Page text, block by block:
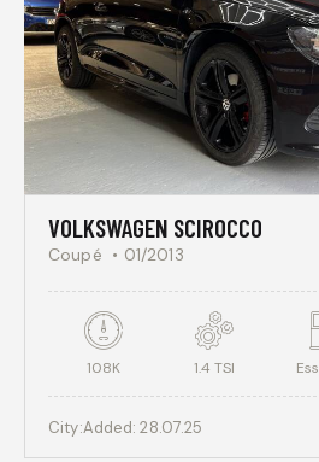
VOLKSWAGEN SCIROCCO
Coupé 01/2013
108K 1.4 TSI
City:Added: 28.07.25